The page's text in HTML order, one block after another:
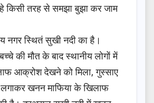
किसी तरह से समझा बुझा कर जाम
नगर स्थितं सुखी नदी का है।
की मौत के बाद स्थानीय लोगों में
आक्रोश देखने को मिला, गुस्साए
खनन माफिया के खिलाफ